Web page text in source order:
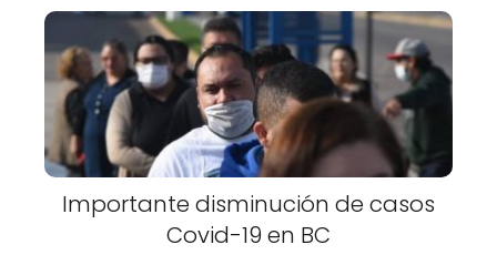
Importante disminución de casos
Covid-19 en BC